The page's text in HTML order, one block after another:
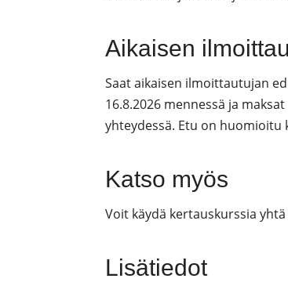
Aikaisen
Saat aikaisen ilmoittautujan
16.8.2026 mennessä ja
yhteydessä. Etu on huomioitu
Katso myös
Voit käydä kertauskurssia yhtä
Lisätiedot